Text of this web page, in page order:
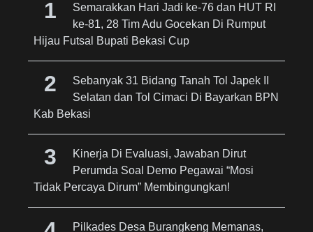
Semarakkan Hari Jadi ke-76 dan HUT RI
ke-81, 28 Tim Adu Gocekan Di Rumput
Hijau Futsal Bupati Bekasi Cup
Sebanyak 31 Bidang Tanah Tol Japek II
Selatan dan Tol Cimaci Di Bayarkan BPN
Kab Bekasi
Kinerja Di Evaluasi, Jawaban Dirut
Perumda Soal Demo Pegawai “Mosi
Tidak Percaya Dirum” Membingungkan!
Pilkades Desa Burangkeng Memanas,